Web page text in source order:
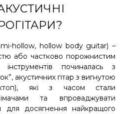
hollow, hollow body guitar) –
або частково порожнистим
починалась з
акустичних гітар з вигнутою
які з часом стали
та впроваджувати
для досягнення найкращого